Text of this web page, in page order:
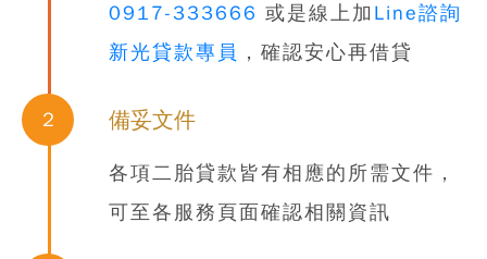
0917-333666 或是線上加 Line諮詢
新光貸款專員 ，確認安心再借貸
2 備妥文件
各項二胎貸款 皆有相應的所需文件，
可至各服務頁面確認相關資訊